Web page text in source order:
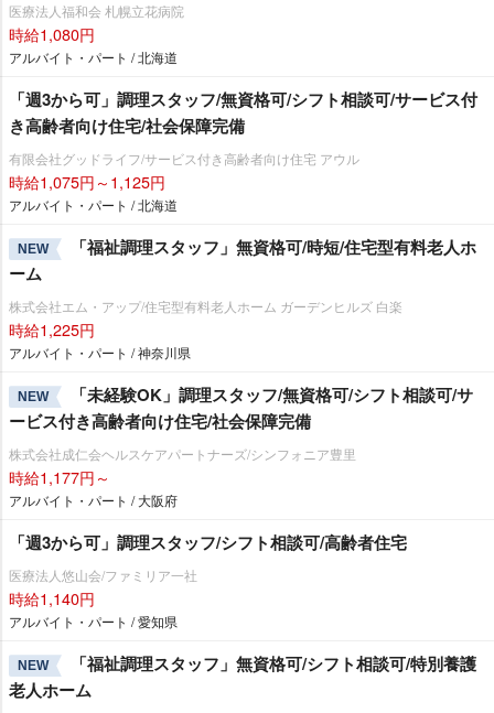
医療法人福和会 札幌立花病院
時給1,080円
アルバイト・パート / 北海道
「週3から可」調理スタッフ/無資格可/シフト相談可/サービス付
き高齢者向け住宅/社会保障完備
有限会社グッドライフ/サービス付き高齢者向け住宅 アウル
時給1,075円～1,125円
アルバイト・パート / 北海道
NEW
「福祉調理スタッフ」無資格可/時短/住宅型有料老人ホ
ーム
株式会社エム・アップ/住宅型有料老人ホーム ガーデンヒルズ 白楽
時給1,225円
アルバイト・パート / 神奈川県
NEW
「未経験OK」調理スタッフ/無資格可/シフト相談可/サ
ービス付き高齢者向け住宅/社会保障完備
株式会社成仁会ヘルスケアパートナーズ/シンフォニア豊里
時給1,177円～
アルバイト・パート / 大阪府
「週3から可」調理スタッフ/シフト相談可/高齢者住宅
医療法人悠山会/ファミリア一社
時給1,140円
アルバイト・パート / 愛知県
NEW
「福祉調理スタッフ」無資格可/シフト相談可/特別養護
老人ホーム